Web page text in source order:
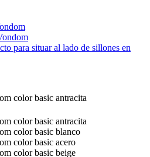
para situar al lado de sillones en